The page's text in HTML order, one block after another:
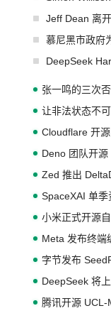
Jeff Dean 离
慕尼黑市政府
DeepSeek
张一鸣的三次
让非法状态不
Cloudflare 开
Deno 团队开
Zed 推出
SpaceXAI 单
小米正式开源
Meta 发布终端
字节发布
DeepSeek 将
腾讯开源 UCL-